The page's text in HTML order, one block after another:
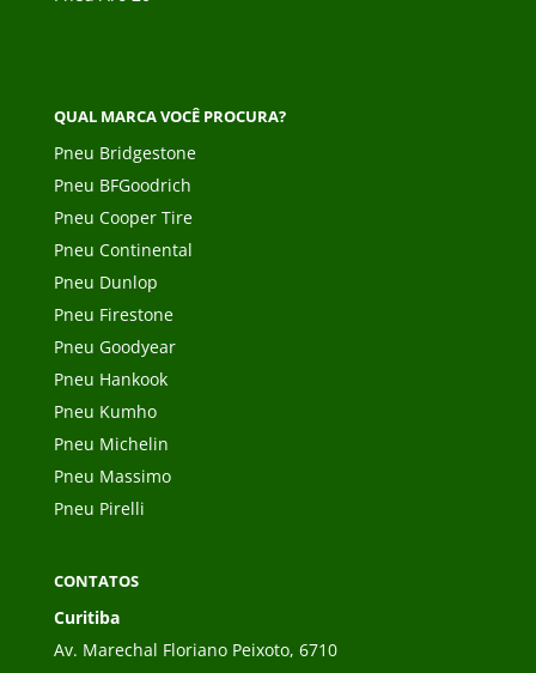
QUAL MARCA VOCÊ PROCURA?
Pneu Bridgestone
Pneu BFGoodrich
Pneu Cooper Tire
Pneu Continental
Pneu Dunlop
Pneu Firestone
Pneu Goodyear
Pneu Hankook
Pneu Kumho
Pneu Michelin
Pneu Massimo
Pneu Pirelli
CONTATOS
Curitiba
Av. Marechal Floriano Peixoto, 6710